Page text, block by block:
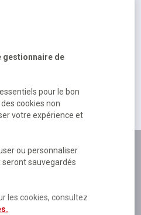
occasionée.
Retour à l'accueil
gestionnaire de
pour le bon
cookies non
votre expérience et
ou personnaliser
sauvegardés
les cookies, consultez